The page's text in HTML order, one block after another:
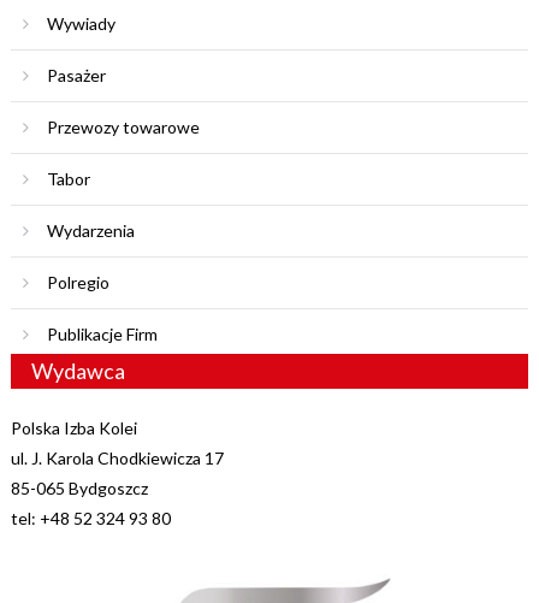
Wywiady
Pasażer
Przewozy towarowe
Tabor
Wydarzenia
Polregio
Publikacje Firm
Wydawca
Polska Izba Kolei
ul. J. Karola Chodkiewicza 17
85-065 Bydgoszcz
tel: +48 52 324 93 80